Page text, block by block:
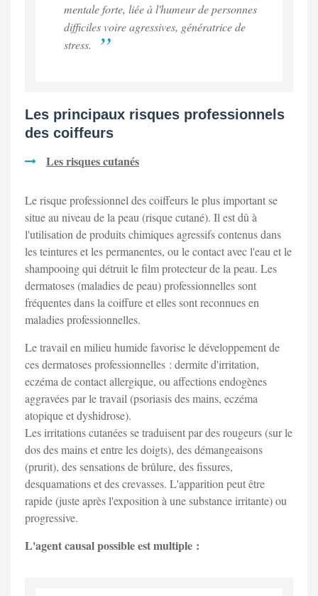
mentale forte, liée à l'humeur de personnes
difficiles voire agressives, génératrice de
stress.
Les principaux risques professionnels
des coiffeurs
Les risques cutanés
Le risque professionnel des coiffeurs le plus important se
situe au niveau de la peau (risque cutané). Il est dû à
l'utilisation de produits chimiques agressifs contenus dans
les teintures et les permanentes, ou le contact avec l'eau et le
shampooing qui détruit le film protecteur de la peau. Les
dermatoses (maladies de peau) professionnelles sont
fréquentes dans la coiffure et elles sont reconnues en
maladies professionnelles.
Le travail en milieu humide favorise le développement de
ces dermatoses professionnelles : dermite d'irritation,
eczéma de contact allergique, ou affections endogènes
aggravées par le travail (psoriasis des mains, eczéma
atopique et dyshidrose).
Les irritations cutanées se traduisent par des rougeurs (sur le
dos des mains et entre les doigts), des démangeaisons
(prurit), des sensations de brûlure, des fissures,
desquamations et des crevasses. L'apparition peut être
rapide (juste après l'exposition à une substance irritante) ou
progressive.
L'agent causal possible est multiple :